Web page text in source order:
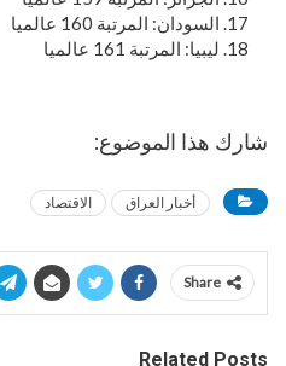
السودان: المرتبة 160 عالميا
ليبيا: المرتبة 161 عالميا
شارك هذا الموضوع:
أخبار العراق الاقتصاد
Share
Related Posts